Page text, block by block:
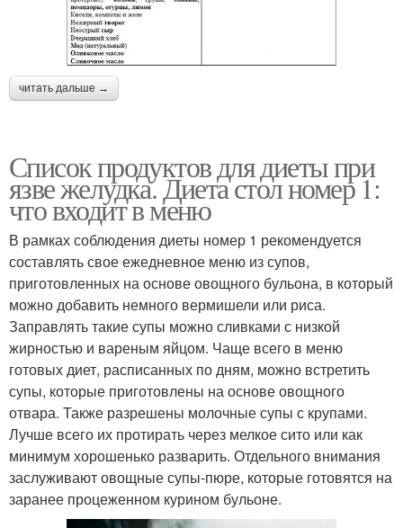
читать дальше →
Список продуктов для диеты при
язве желудка. Диета стол номер 1:
что входит в меню
В рамках соблюдения диеты номер 1 рекомендуется
составлять свое ежедневное меню из супов,
приготовленных на основе овощного бульона, в который
можно добавить немного вермишели или риса.
Заправлять такие супы можно сливками с низкой
жирностью и вареным яйцом. Чаще всего в меню
готовых диет, расписанных по дням, можно встретить
супы, которые приготовлены на основе овощного
отвара. Также разрешены молочные супы с крупами.
Лучше всего их протирать через мелкое сито или как
минимум хорошенько разварить. Отдельного внимания
заслуживают овощные супы-пюре, которые готовятся на
заранее процеженном курином бульоне.